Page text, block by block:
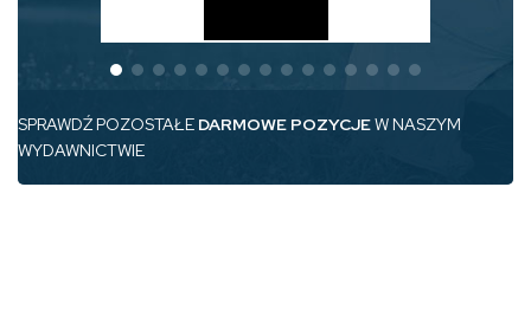
SPRAWDŹ POZOSTAŁE DARMOWE POZYCJEW NASZYM
WYDAWNICTWIE